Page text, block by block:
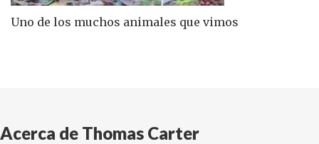
Uno de los muchos animales que vimos
Acerca de Thomas Carter